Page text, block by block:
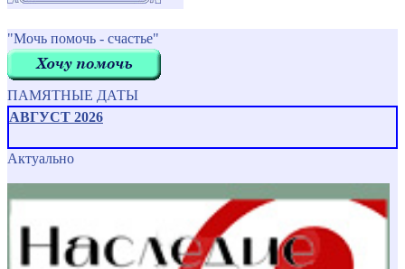
"Мочь помочь - счастье"
ПАМЯТНЫЕ ДАТЫ
АВГУСТ 2026
Актуально